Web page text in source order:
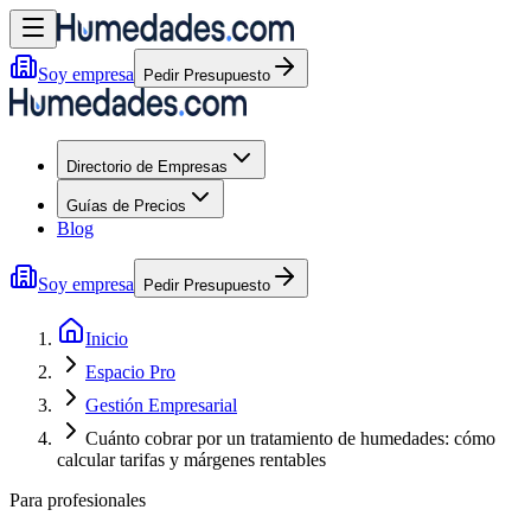
Soy empresa Pedir Presupuesto
Directorio de Empresas
Guías de Precios
Blog
Soy empresa Pedir Presupuesto
Inicio
Espacio Pro
Gestión Empresarial
Cuánto cobrar por un tratamiento de humedades: cómo
calcular tarifas y márgenes rentables
Para profesionales